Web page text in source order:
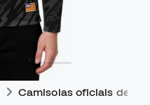
Camisolas oficiais de